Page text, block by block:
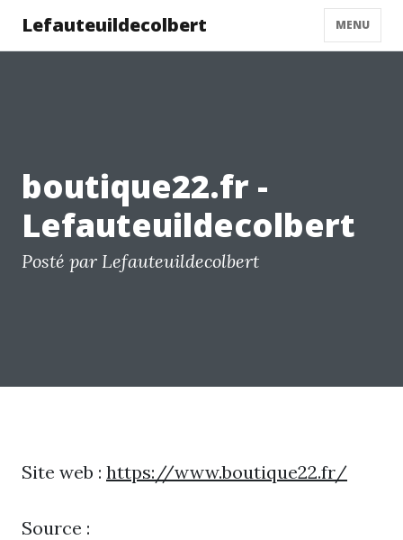
Lefauteuildecolbert MENU
boutique22.fr -
Lefauteuildecolbert
Posté par Lefauteuildecolbert
Site web : https://www.boutique22.fr/
Source :